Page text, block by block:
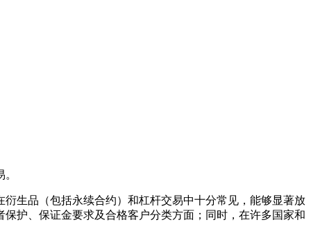
生品（包括永续合约）和杠杆交易中十分常见，能够显著放
护、保证金要求及合格客户分类方面；同时，在许多国家和